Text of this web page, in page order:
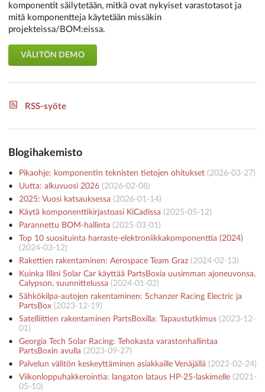
komponentit säilytetään, mitkä ovat nykyiset varastotasot ja
mitä komponentteja käytetään missäkin
projekteissa/BOM:eissa.
VÄLITÖN DEMO
RSS-syöte
Blogihakemisto
Pikaohje: komponentin teknisten tietojen ohitukset(2026-03-27)
Uutta: alkuvuosi 2026(2026-02-08)
2025: Vuosi katsauksessa (2026-01-14)
Käytä komponenttikirjastoasi KiCadissa (2025-05-12)
Parannettu BOM-hallinta (2025-03-01)
Top 10 suosituinta harraste-elektroniikkakomponenttia (2024)
(2024-03-12)
Rakettien rakentaminen: Aerospace Team Graz(2024-02-13)
Kuinka Illini Solar Car käyttää PartsBoxia uusimman ajoneuvonsa,
Calypson, suunnittelussa (2024-01-02)
Sähkökilpa-autojen rakentaminen: Schanzer Racing Electric ja
PartsBox(2023-12-19)
Satelliittien rakentaminen PartsBoxilla: Tapaustutkimus(2023-12-
01)
Georgia Tech Solar Racing: Tehokasta varastonhallintaa
PartsBoxin avulla (2023-09-27)
Palvelun välitön keskeyttäminen asiakkaille Venäjällä (2022-02-24)
Viikonloppuhakkerointia: langaton lataus HP-25-laskimelle(2021-
05-10)